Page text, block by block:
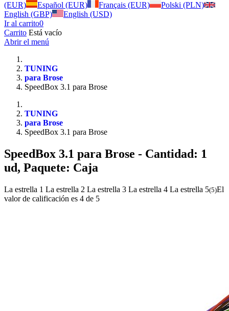
(EUR)
Español (EUR) Français (EUR)
Polski (PLN)
English (GBP)
English (USD)
Ir al carrito0
Carrito Está vacío
Abrir el menú
TUNING
para Brose
SpeedBox 3.1 para Brose
TUNING
para Brose
SpeedBox 3.1 para Brose
SpeedBox 3.1 para Brose - Cantidad: 1
ud, Paquete: Caja
La estrella 1 La estrella 2 La estrella 3 La estrella 4 La estrella 5(5)El
valor de calificación es 4 de 5